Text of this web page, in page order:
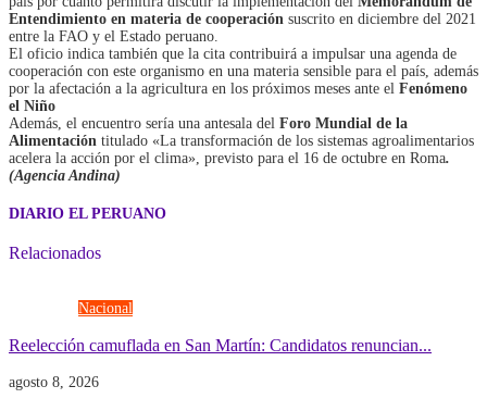
Entendimiento en materia de cooperación suscrito en diciembre del 2021
entre la FAO y el Estado peruano.
El oficio indica también que la cita contribuirá a impulsar una agenda de
cooperación con este organismo en una materia sensible para el país, además
por la afectación a la agricultura en los próximos meses ante el Fenómeno
el Niño
Además, el encuentro sería una antesala del Foro Mundial de la
Alimentación titulado «La transformación de los sistemas agroalimentarios
acelera la acción por el clima», previsto para el 16 de octubre en Roma.
(Agencia Andina)
DIARIO EL PERUANO
Relacionados
Nacional
Reelección camuflada en San Martín: Candidatos renuncian...
agosto 8, 2026